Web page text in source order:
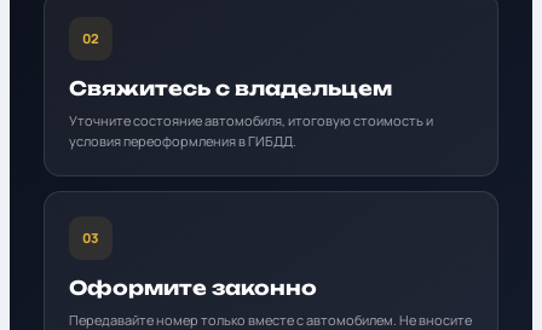
02
Свяжитесь с владельцем
Уточните состояние автомобиля, итоговую стоимость и
условия переоформления в ГИБДД.
03
Оформите законно
Передавайте номер только вместе с автомобилем. Не вносите